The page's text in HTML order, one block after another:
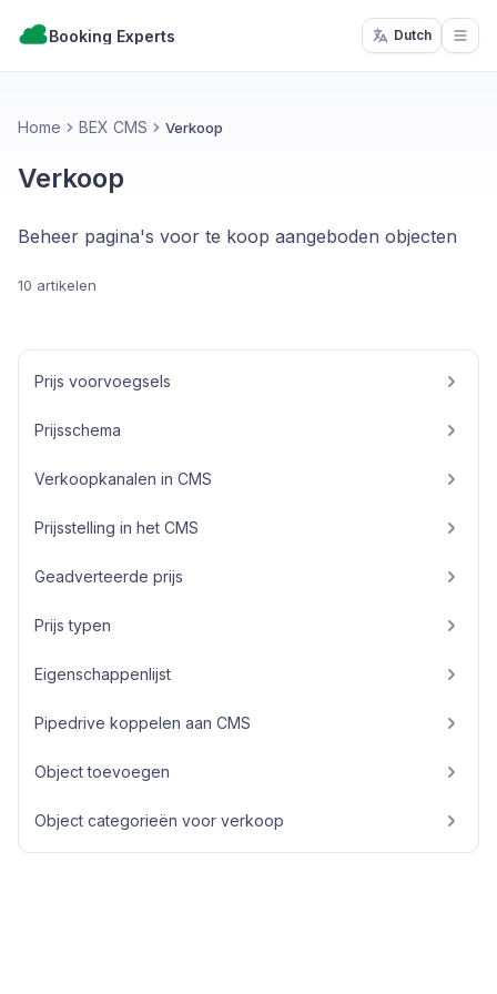
Booking Experts Dutch
Home BEX CMS Verkoop
Verkoop
Beheer pagina's voor te koop aangeboden objecten
10 artikelen
Prijs voorvoegsels
Prijsschema
Verkoopkanalen in CMS
Prijsstelling in het CMS
Geadverteerde prijs
Prijs typen
Eigenschappenlijst
Pipedrive koppelen aan CMS
Object toevoegen
Object categorieën voor verkoop